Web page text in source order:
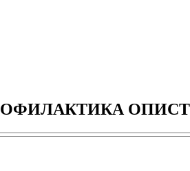
ПРОФИЛАКТИКА